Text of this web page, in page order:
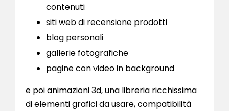
contenuti
siti web di recensione prodotti
blog personali
gallerie fotografiche
pagine con video in background
e poi animazioni 3d, una libreria ricchissima
di elementi grafici da usare, compatibilità